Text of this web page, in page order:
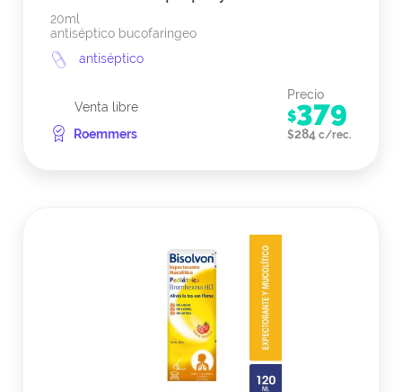
20ml
antiséptico bucofaringeo
antiséptico
Venta libre
Roemmers
Precio
$379
$284 c/rec.